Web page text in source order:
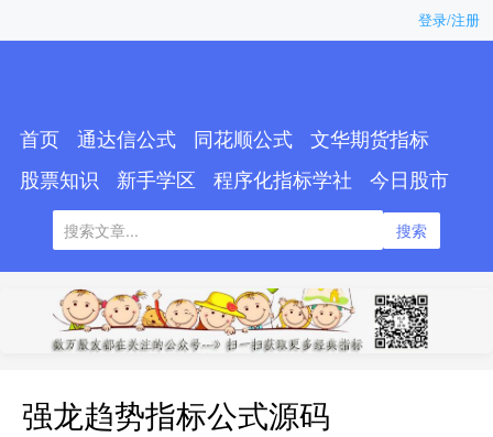
登录/注册
首页 通达信公式 同花顺公式
文华期货指标
股票知识
新手学区 程序化指标学社 今日股市
搜索
强龙趋势指标公式源码